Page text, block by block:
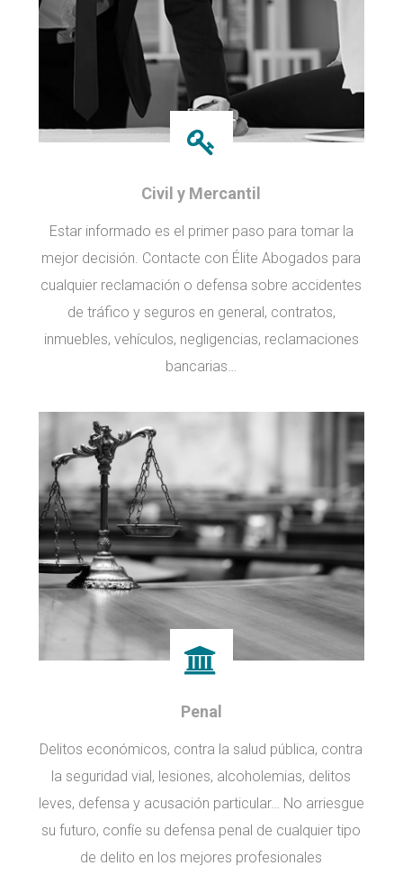
Civil y Mercantil
Estar informado es el primer paso para tomar la
mejor decisión. Contacte con Élite Abogados para
cualquier reclamación o defensa sobre accidentes
de tráfico y seguros en general, contratos,
inmuebles, vehículos, negligencias, reclamaciones
bancarias…
Penal
Delitos económicos, contra la salud pública, contra
la seguridad vial, lesiones, alcoholemias, delitos
leves, defensa y acusación particular… No arriesgue
su futuro, confíe su defensa penal de cualquier tipo
de delito en los mejores profesionales